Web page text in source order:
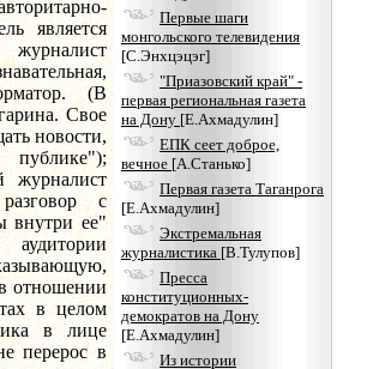
является
(В
Свое
новости,
журналист
с
внутри ее"
отношении
в целом
в лице
перерос в
Первые шаги
монгольского телевидения
[С.Энхцэцэг]
"Приазовский край" -
первая региональная газета
на Дону [Е.Ахмадулин]
ЕПК сеет доброе,
вечное [А.Станько]
Первая газета Таганрога
[Е.Ахмадулин]
Экстремальная
журналистика [В.Тулупов]
Пресса
конституционных-
демократов на Дону
[Е.Ахмадулин]
Из истории